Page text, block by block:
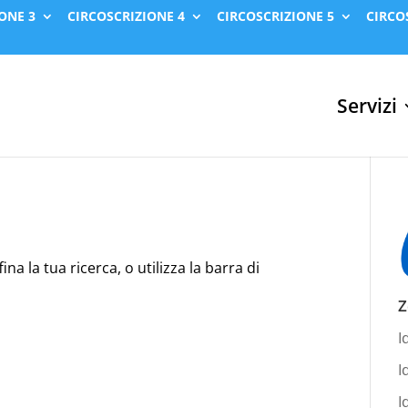
3 CIRCOSCRIZIONE 4 CIRCOSCRIZIONE 5
Servizi
la tua ricerca, o utilizza la barra di